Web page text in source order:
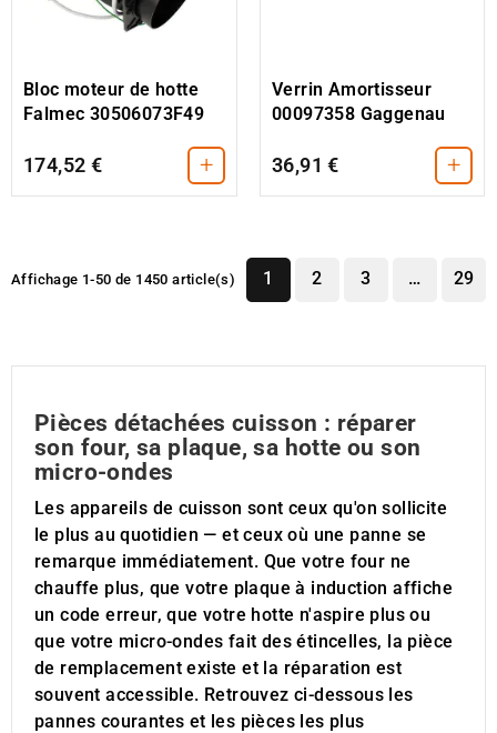
Bloc moteur de hotte
Falmec 30506073F49
174,52 € +
Verrin Amortisseur
00097358 Gaggenau
36,91 € +
Affichage 1-50 de 1450 article(s) 1 2 3 … 29
Pièces détachées cuisson : réparer
son four, sa plaque, sa hotte ou son
micro-ondes
Les appareils de cuisson sont ceux qu'on sollicite
le plus au quotidien — et ceux où une panne se
remarque immédiatement. Que votre four ne
chauffe plus, que votre plaque à induction affiche
un code erreur, que votre hotte n'aspire plus ou
que votre micro-ondes fait des étincelles, la pièce
de remplacement existe et la réparation est
souvent accessible. Retrouvez ci-dessous les
pannes courantes et les pièces les plus